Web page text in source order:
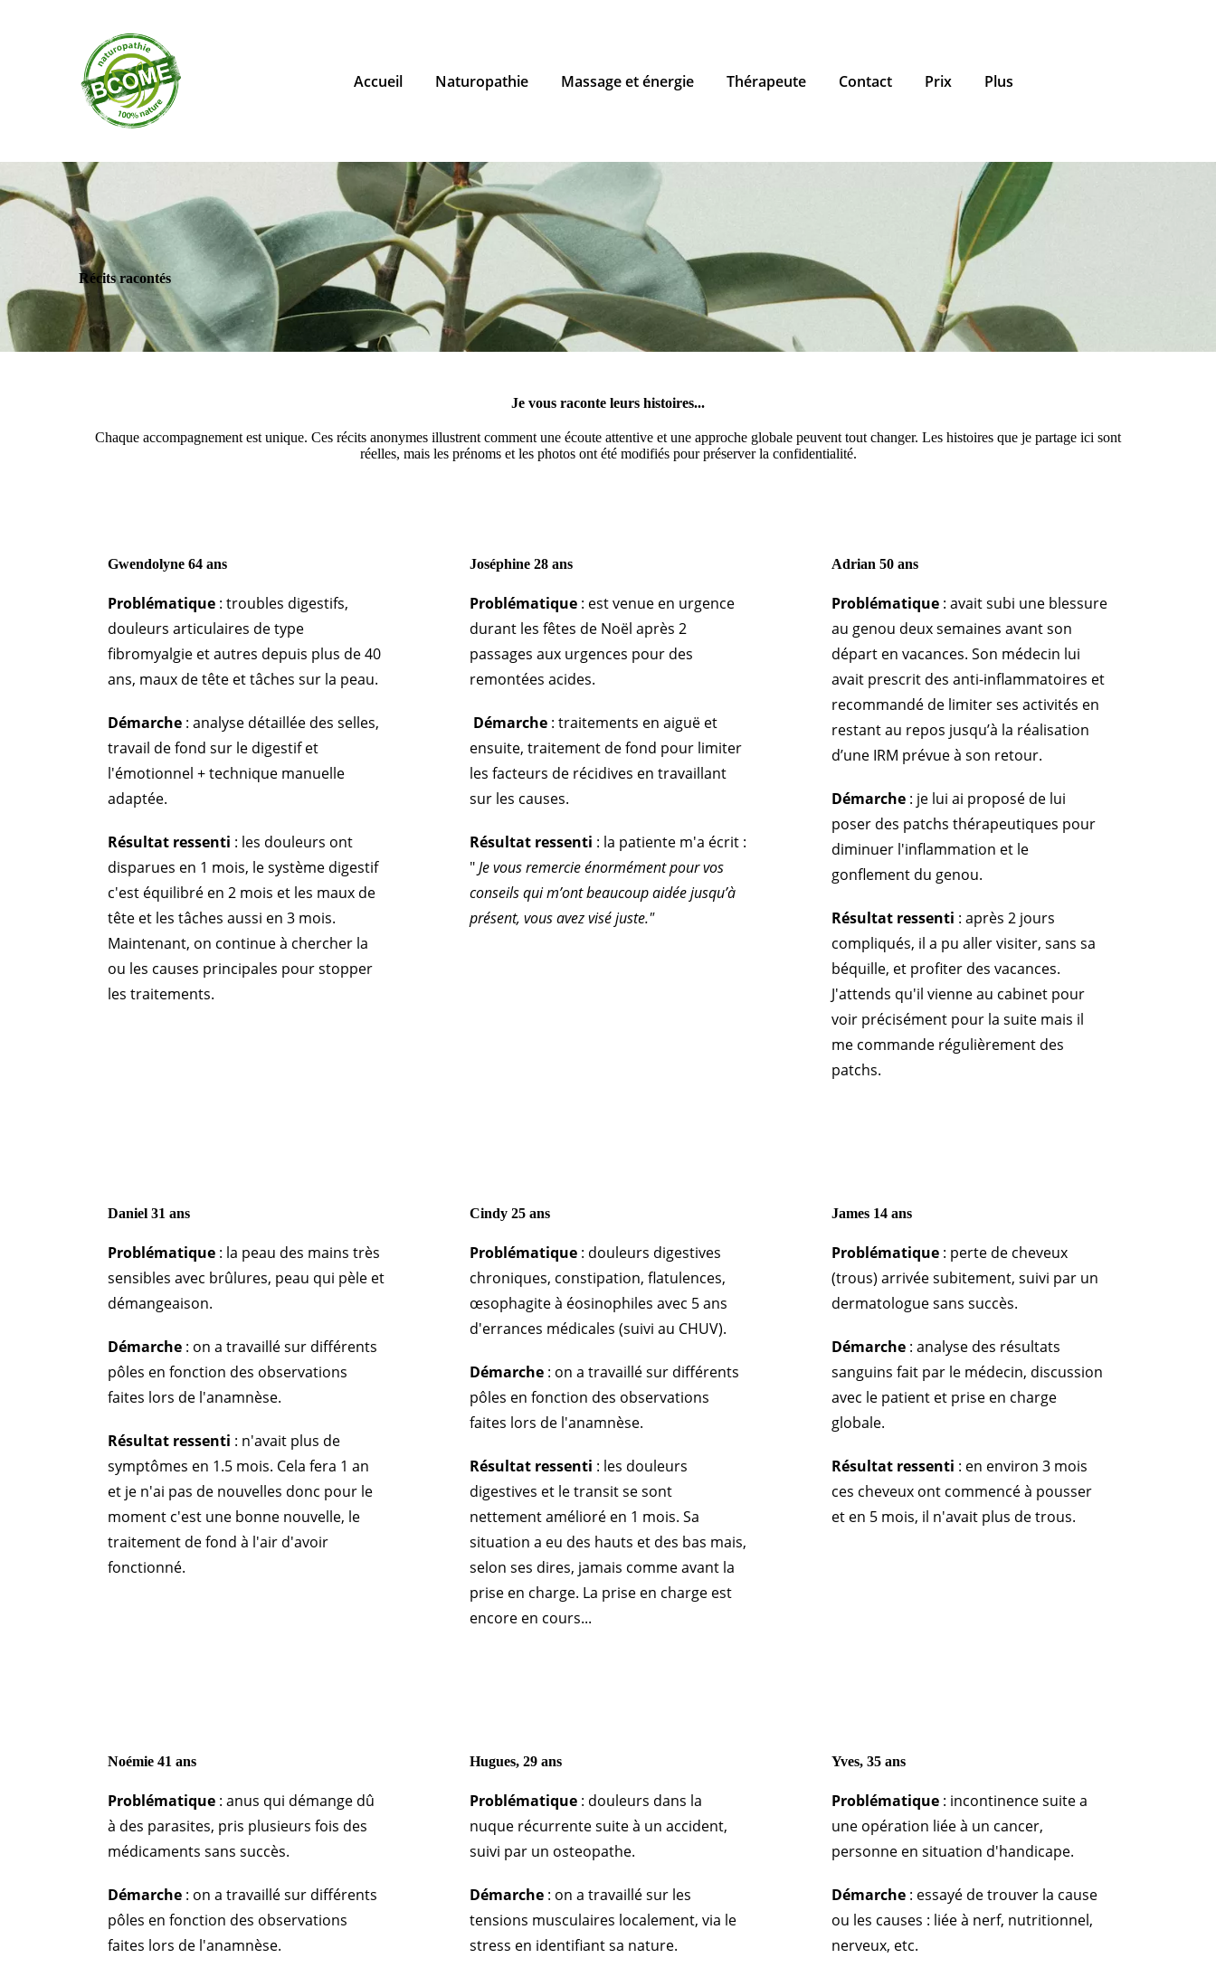
Accueil Naturopathie Massage et énergie Thérapeute Contact Prix Plus
Récits racontés
Je vous raconte leurs histoires...
Chaque accompagnement est unique. Ces récits anonymes illustrent comment une écoute attentive et une approche globale peuvent tout changer. Les histoires que je partage ici sont
réelles, mais les prénoms et les photos ont été modifiés pour préserver la confidentialité.
Gwendolyne 64 ans
Problématique : troubles digestifs,
douleurs articulaires de type
fibromyalgie et autres depuis plus de 40
ans, maux de tête et tâches sur la peau.
Démarche : analyse détaillée des selles,
travail de fond sur le digestif et
l'émotionnel + technique manuelle
adaptée.
Résultat ressenti : les douleurs ont
disparues en 1 mois, le système digestif
c'est équilibré en 2 mois et les maux de
tête et les tâches aussi en 3 mois.
Maintenant, on continue à chercher la
ou les causes principales pour stopper
les traitements.
Joséphine 28 ans
Problématique : est venue en urgence
durant les fêtes de Noël après 2
passages aux urgences pour des
remontées acides.
Démarche : traitements en aiguë et
ensuite, traitement de fond pour limiter
les facteurs de récidives en travaillant
sur les causes.
Résultat ressenti : la patiente m'a écrit :
"Je vous remercie énormément pour vos
conseils qui m’ont beaucoup aidée jusqu’à
présent, vous avez visé juste."
Adrian 50 ans
Problématique : avait subi une blessure
au genou deux semaines avant son
départ en vacances. Son médecin lui
avait prescrit des anti-inflammatoires et
recommandé de limiter ses activités en
restant au repos jusqu’à la réalisation
d’une IRM prévue à son retour.
Démarche: je lui ai proposé de lui
poser des patchs thérapeutiques pour
diminuer l'inflammation et le
gonflement du genou.
Résultat ressenti : après 2 jours
compliqués, il a pu aller visiter, sans sa
béquille, et profiter des vacances.
J'attends qu'il vienne au cabinet pour
voir précisément pour la suite mais il
me commande régulièrement des
patchs.
Daniel 31 ans
Problématique : la peau des mains très
sensibles avec brûlures, peau qui pèle et
démangeaison.
Démarche : on a travaillé sur différents
pôles en fonction des observations
faites lors de l'anamnèse.
Résultat ressenti : n'avait plus de
symptômes en 1.5 mois. Cela fera 1 an
et je n'ai pas de nouvelles donc pour le
moment c'est une bonne nouvelle, le
traitement de fond à l'air d'avoir
fonctionné.
Cindy 25 ans
Problématique : douleurs digestives
chroniques, constipation, flatulences,
œsophagite à éosinophiles avec 5 ans
d'errances médicales (suivi au CHUV).
Démarche : on a travaillé sur différents
pôles en fonction des observations
faites lors de l'anamnèse.
Résultat ressenti : les douleurs
digestives et le transit se sont
nettement amélioré en 1 mois. Sa
situation a eu des hauts et des bas mais,
selon ses dires, jamais comme avant la
prise en charge. La prise en charge est
encore en cours...
James 14 ans
Problématique : perte de cheveux
(trous) arrivée subitement, suivi par un
dermatologue sans succès.
Démarche: analyse des résultats
sanguins fait par le médecin, discussion
avec le patient et prise en charge
globale.
Résultat ressenti : en environ 3 mois
ces cheveux ont commencé à pousser
et en 5 mois, il n'avait plus de trous.
Noémie 41 ans
Problématique : anus qui démange dû
à des parasites, pris plusieurs fois des
médicaments sans succès.
Démarche : on a travaillé sur différents
pôles en fonction des observations
faites lors de l'anamnèse.
Hugues, 29 ans
Problématique : douleurs dans la
nuque récurrente suite à un accident,
suivi par un osteopathe.
Démarche : on a travaillé sur les
tensions musculaires localement, via le
stress en identifiant sa nature.
Yves, 35 ans
Problématique : incontinence suite a
une opération liée à un cancer,
personne en situation d'handicape.
Démarche: essayé de trouver la cause
ou les causes : liée à nerf, nutritionnel,
nerveux, etc.